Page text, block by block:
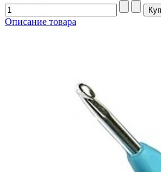
Описание товара